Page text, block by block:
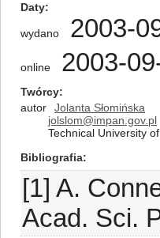
Daty
wydano 2003-
online 2003-
Twórcy
autor
Jolanta Słomińska
jolslom@impan.gov.pl
Technical University
Bibliografia
[1] A.
Acad. Sci.